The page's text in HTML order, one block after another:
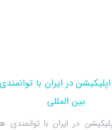
در ایران با
بین المللی
در ایران با توانمندی